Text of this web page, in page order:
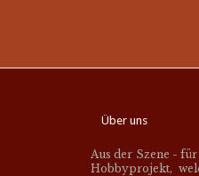
Über uns
Aus der Szene -
Hobbyprojekt,